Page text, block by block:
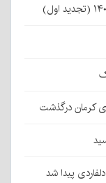
کرمان درگذشت